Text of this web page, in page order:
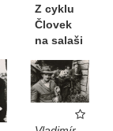
Z cyklu
Človek
na salaši